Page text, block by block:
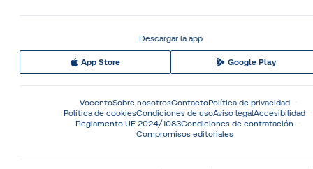
Descargar la app
App Store Google Play
VocentoSobre nosotrosContactoPolítica de privacidad
Política de cookiesCondiciones de usoAviso legalAccesibilidad
Reglamento UE 2024/1083Condiciones de contratación
Compromisos editoriales